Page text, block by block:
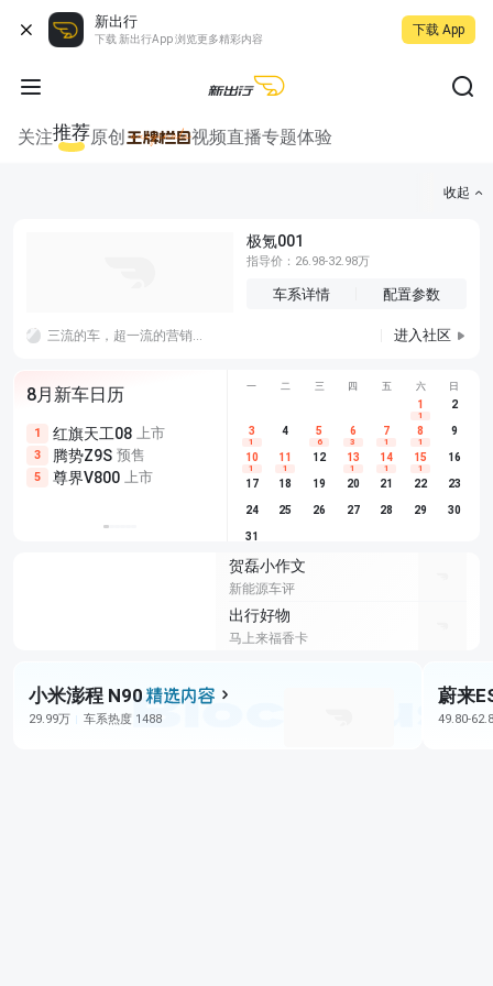
新出行
下载 新出行App 浏览更多精彩内容
下载 App
关注推荐原创 视频直播专题体验
收起
极氪001
指导价：26.98-32.98万
车系详情 配置参数
三流的车，超一流的营销和品牌，怎么持续？ 进入社区
8月新车日历
1 红旗天工08 上市
3 腾势Z9S 预售
5 尊界V800 上市
尊界V680 上市
享界G9 预售
别克至境L7 预售
埃安
长城H10
深蓝S05
一 二 三 四 五 六 日
1
1
2
3
1
4 5
6
6
3
7
1
8
1
9
10
1
11
1
12 13
1
14
1
15
1
16
17 18 19 20 21 22 23
24 25 26 27 28 29 30
31
贺磊小作文
新能源车评
出行好物
马上来福香卡
小米澎程 N90
29.99万 车系热度 1488
蔚来
49.80-